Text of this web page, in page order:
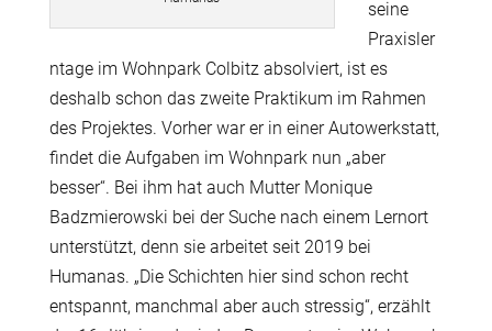
seine
Praxisler
ntage im Wohnpark Colbitz absolviert, ist es
deshalb schon das zweite Praktikum im Rahmen
des Projektes. Vorher war er in einer Autowerkstatt,
findet die Aufgaben im Wohnpark nun „aber
besser“. Bei ihm hat auch Mutter Monique
Badzmierowski bei der Suche nach einem Lernort
unterstützt, denn sie arbeitet seit 2019 bei
Humanas. „Die Schichten hier sind schon recht
entspannt, manchmal aber auch stressig“, erzählt